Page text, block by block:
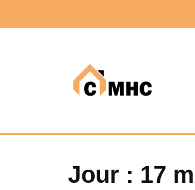
content
Jour : 17